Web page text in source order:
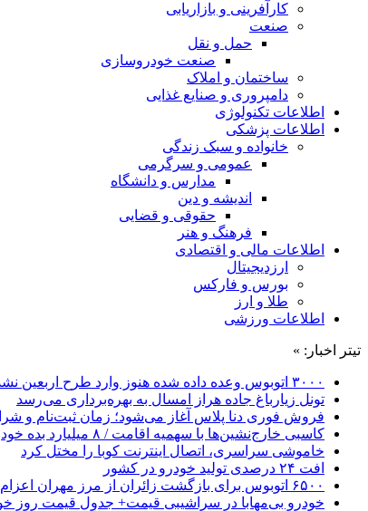
کارآفرینی و بازاریابی
صنعت
حمل و نقل
صنعت خودروسازی
ساختمان و املاک
دامپروری و صنایع غذایی
اطلاعات تکنولوژی
اطلاعات پزشکی
خانواده و سبک زندگی
عمومی و سرگرمی
مدارس و دانشگاه
اندیشه و دین
حقوقی و قضایی
فرهنگ و هنر
اطلاعات مالی و اقتصادی
ارزدیجیتال
بورس و فارکس
طلا و ارز
اطلاعات ورزشی
تیتر اخبار: »
۳۰۰۰ اتوبوس وعده داده شده هنوز وارد طرح اربعین نشده است
تونل زیارباغ جاده هراز امسال به بهره‌برداری می‌رسد
فروش فوری دنا پلاس آغاز می‌شود؛ زمان ثبت‌نام و
کاسبی خارج‌نشین‌ها با سهمیه اقامت / ۸ میلیارد بده خودرو وارد کن!
خاموشی سراسری، اتصال اینترنت کوبا را مختل کرد
افت ۲۴ درصدی تولید خودرو در کشور
۶۵۰۰ اتوبوس برای بازگشت زائران از مرز مهران اعزام می‌شود
خودرو بی‌مهابا در سراشیبی قیمت+ جدول قیمت روز